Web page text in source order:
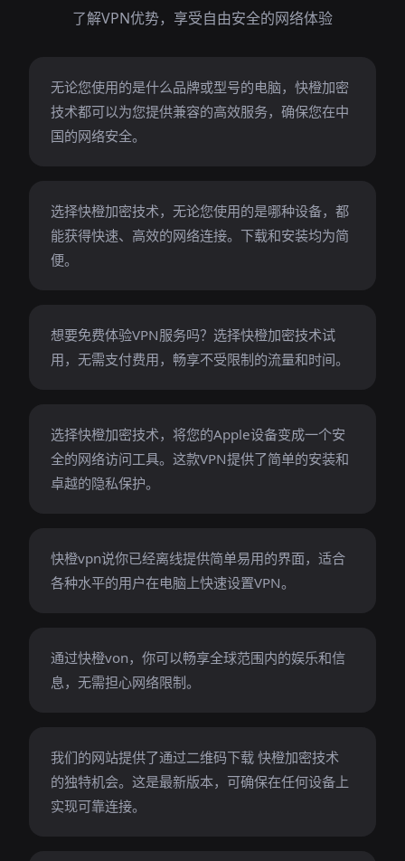
了解VPN优势，享受自由安全的网络体验
无论您使用的是什么品牌或型号的电脑，快橙加密
技术都可以为您提供兼容的高效服务，确保您在中
国的网络安全。
选择快橙加密技术，无论您使用的是哪种设备，都
能获得快速、高效的网络连接。下载和安装均为简
便。
想要免费体验VPN服务吗？选择快橙加密技术试
用，无需支付费用，畅享不受限制的流量和时间。
选择快橙加密技术，将您的Apple设备变成一个安
全的网络访问工具。这款VPN提供了简单的安装和
卓越的隐私保护。
快橙vpn说你已经离线提供简单易用的界面，适合
各种水平的用户在电脑上快速设置VPN。
通过快橙von，你可以畅享全球范围内的娱乐和信
息，无需担心网络限制。
我们的网站提供了通过二维码下载 快橙加密技术
的独特机会。这是最新版本，可确保在任何设备上
实现可靠连接。